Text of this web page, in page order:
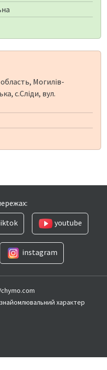
Могилів-
с.Сліди, вул.
youtube
instagram
характер